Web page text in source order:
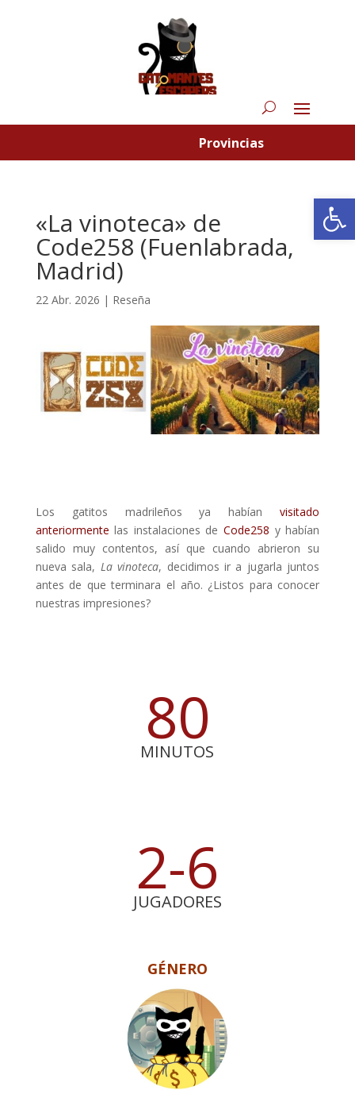
Provincias
«La vinoteca» de
Code258 (Fuenlabrada,
Madrid)
22 Abr. 2026 | Reseña
Los gatitos madrileños ya habíanvisitado
anteriormente las instalaciones deCode258 y habían
salido muy contentos, así que cuando abrieron su
nueva sala, La vinoteca, decidimos ir a jugarla juntos
antes de que terminara el año. ¿Listos para conocer
nuestras impresiones?
80
MINUTOS
2-6
JUGADORES
GÉNERO